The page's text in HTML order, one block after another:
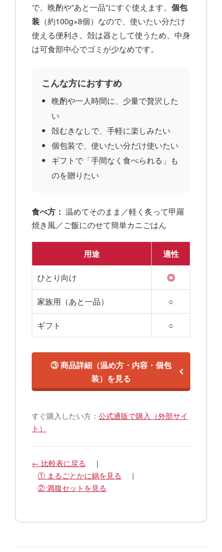
で、晩酌や”あと一品”にすぐ使えます。 個包
装 （約100g×8個）なので、使いたい分だけ
使える便利さ。殻は器として使うため、中身
は可食部中心でゴミが少なめです。
こんな方におすすめ
晩酌や一人時間に、少量で贅沢した
い
殻むきなしで、手軽に楽しみたい
個包装で、使いたい分だけ使いたい
ギフトで「手間なく食べられる」も
のを贈りたい
食べ方： 温めてそのまま／軽く炙って甲羅
焼き風／ご飯にのせて簡単カニごはん
用途 適性
ひとり向け ◎
家族用（あと一品） ○
ギフト ○
③ 商品詳細（温め方・内容・個包
装）を見る
すぐ購入したい方： 公式通販で購入（外部サイ
ト）
← 比較表に戻る
｜
① まるごとかに鍋を見る
｜
② 満腹セットを見る